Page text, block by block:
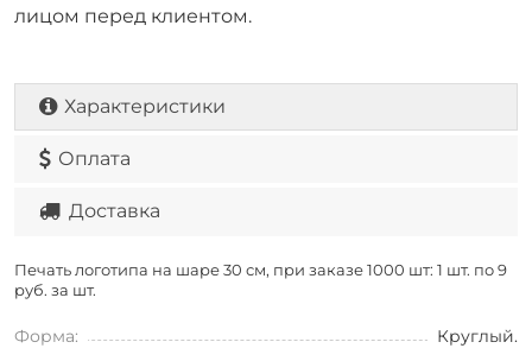
лицом перед клиентом.
Характеристики
Оплата
Доставка
Печать логотипа на шаре 30 см, при заказе 1000 шт: 1 шт. по 9
руб. за шт.
Форма:
Круглый.